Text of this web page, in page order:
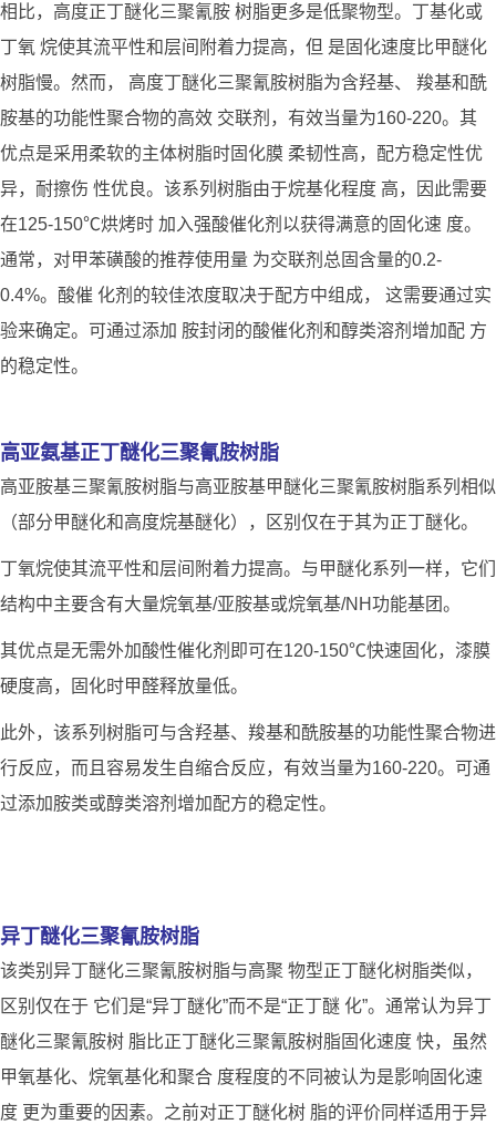
相比，高度正丁醚化三聚氰胺 树脂更多是低聚物型。丁基化或
丁氧 烷使其流平性和层间附着力提高，但 是固化速度比甲醚化
树脂慢。然而， 高度丁醚化三聚氰胺树脂为含羟基、 羧基和酰
胺基的功能性聚合物的高效 交联剂，有效当量为160-220。其
优点是采用柔软的主体树脂时固化膜 柔韧性高，配方稳定性优
异，耐擦伤 性优良。该系列树脂由于烷基化程度 高，因此需要
在125-150℃烘烤时 加入强酸催化剂以获得满意的固化速 度。
通常，对甲苯磺酸的推荐使用量 为交联剂总固含量的0.2-
0.4%。酸催 化剂的较佳浓度取决于配方中组成， 这需要通过实
验来确定。可通过添加 胺封闭的酸催化剂和醇类溶剂增加配 方
的稳定性。
高亚氨基正丁醚化三聚氰胺树脂
高亚胺基三聚氰胺树脂与高亚胺基甲醚化三聚氰胺树脂系列相似
（部分甲醚化和高度烷基醚化），区别仅在于其为正丁醚化。
丁氧烷使其流平性和层间附着力提高。与甲醚化系列一样，它们
结构中主要含有大量烷氧基/亚胺基或烷氧基/NH功能基团。
其优点是无需外加酸性催化剂即可在120-150℃快速固化，漆膜
硬度高，固化时甲醛释放量低。
此外，该系列树脂可与含羟基、羧基和酰胺基的功能性聚合物进
行反应，而且容易发生自缩合反应，有效当量为160-220。可通
过添加胺类或醇类溶剂增加配方的稳定性。
异丁醚化三聚氰胺树脂
该类别异丁醚化三聚氰胺树脂与高聚 物型正丁醚化树脂类似，
区别仅在于 它们是“异丁醚化”而不是“正丁醚 化”。通常认为异丁
醚化三聚氰胺树 脂比正丁醚化三聚氰胺树脂固化速度 快，虽然
甲氧基化、烷氧基化和聚合 度程度的不同被认为是影响固化速
度 更为重要的因素。之前对正丁醚化树 脂的评价同样适用于异